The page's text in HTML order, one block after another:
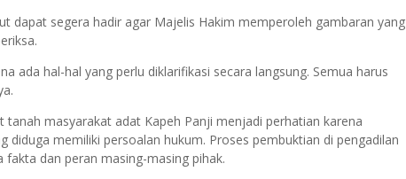
dapat segera hadir agar Majelis Hakim memperoleh gambaran yang
ada hal-hal yang perlu diklarifikasi secara langsung. Semua harus
masyarakat adat Kapeh Panji menjadi perhatian karena
diduga memiliki persoalan hukum. Proses pembuktian di pengadilan
dan peran masing-masing pihak.